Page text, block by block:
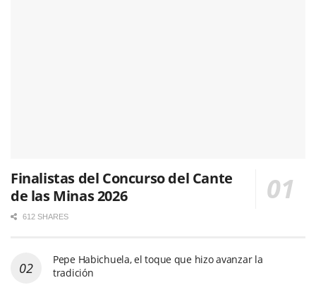
Finalistas del Concurso del Cante
de las Minas 2026
612 SHARES
Pepe Habichuela, el toque que hizo avanzar la
tradición